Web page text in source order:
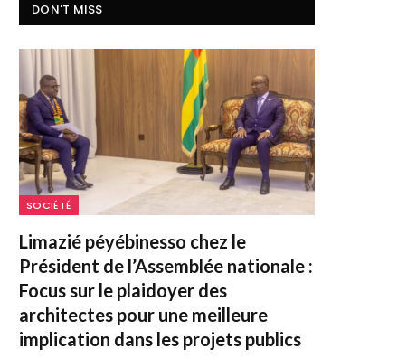
DON'T MISS
SOCIÉTÉ
Limazié péyébinesso chez le
Président de l’Assemblée nationale :
Focus sur le plaidoyer des
architectes pour une meilleure
implication dans les projets publics